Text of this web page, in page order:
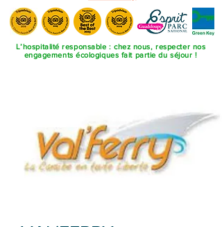
L’hospitalité responsable : chez nous, respecter nos
engagements écologiques fait partie du séjour !